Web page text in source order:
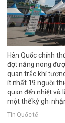
Hàn Quốc chính
đợt nắng nóng
quan trắc khí
ít nhất 19 người
quan đến nhiệt và
một thế kỷ ghi
Tin Quốc tế